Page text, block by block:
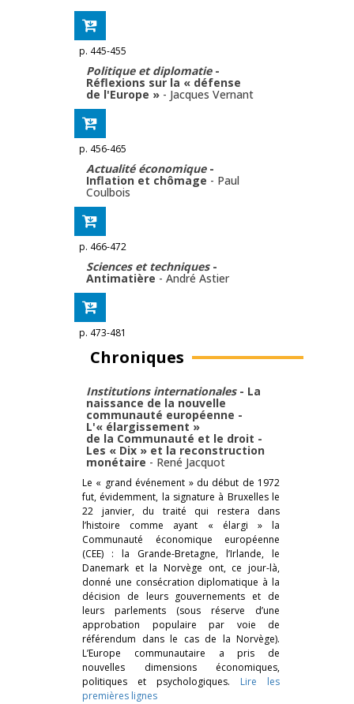
p. 445-455
Politique et diplomatie-
Réflexions sur la « défense
de l'Europe » - Jacques Vernant
p. 456-465
Actualité économique -
Inflation et chômage - Paul
Coulbois
p. 466-472
Sciences et techniques-
Antimatière - André Astier
p. 473-481
Chroniques
Institutions internationales - La
naissance de la nouvelle
communauté européenne -
L'« élargissement »
de la Communauté et le droit -
Les « Dix » et la reconstruction
monétaire - René Jacquot
Le « grand événement » du début de 1972
fut, évidemment, la signature à Bruxelles le
22 janvier, du traité qui restera dans
l’histoire comme ayant « élargi » la
Communauté économique européenne
(CEE) : la Grande-Bretagne, l’Irlande, le
Danemark et la Norvège ont, ce jour-là,
donné une consécration diplomatique à la
décision de leurs gouvernements et de
leurs parlements (sous réserve d’une
approbation populaire par voie de
référendum dans le cas de la Norvège).
L’Europe communautaire a pris de
nouvelles dimensions économiques,
politiques et psychologiques. Lire les
premières lignes